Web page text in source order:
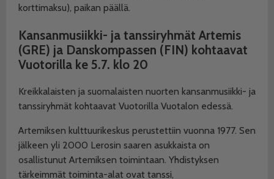
korttimaksu), paikan päällä.
Kansanmusiikki- ja tanssiryhmät Artemis
(GRE) ja Danskompassen (FIN) kohtaavat
Vuotorilla ke 5.7. klo 20
Kreikkalaisten ja suomalaisten nuorten kansanmusiikki- ja
tanssiryhmät kohtaavat Vuotorilla Vuotalon edessä.
Artemiksen kulttuurikeskus perustettiin vuonna 1977. Sen
jälkeen yli 2000 Lerosin saaren asukkaista on
osallistunut Artemiksen toimintaan. Yhdistyksen
tärkeimmät toiminta-alat ovat tanssi,